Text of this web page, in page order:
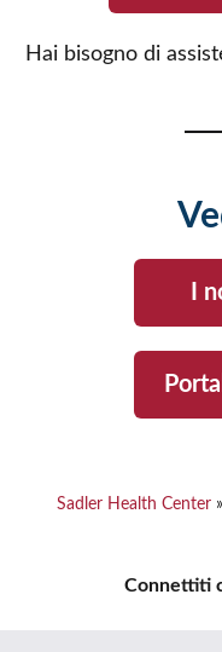
Hai bisogno di
I
Sadler Health Center »
Connettiti